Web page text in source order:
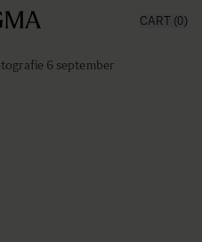
CART (0)
6 september